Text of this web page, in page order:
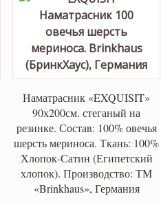
Наматрасник «EXQUISIT»
90х200см. стеганый на
резинке. Состав: 100% овечья
шерсть мериноса. Ткань: 100%
Хлопок-Сатин (Египетский
хлопок). Производство: ТМ
«Brinkhaus», Германия